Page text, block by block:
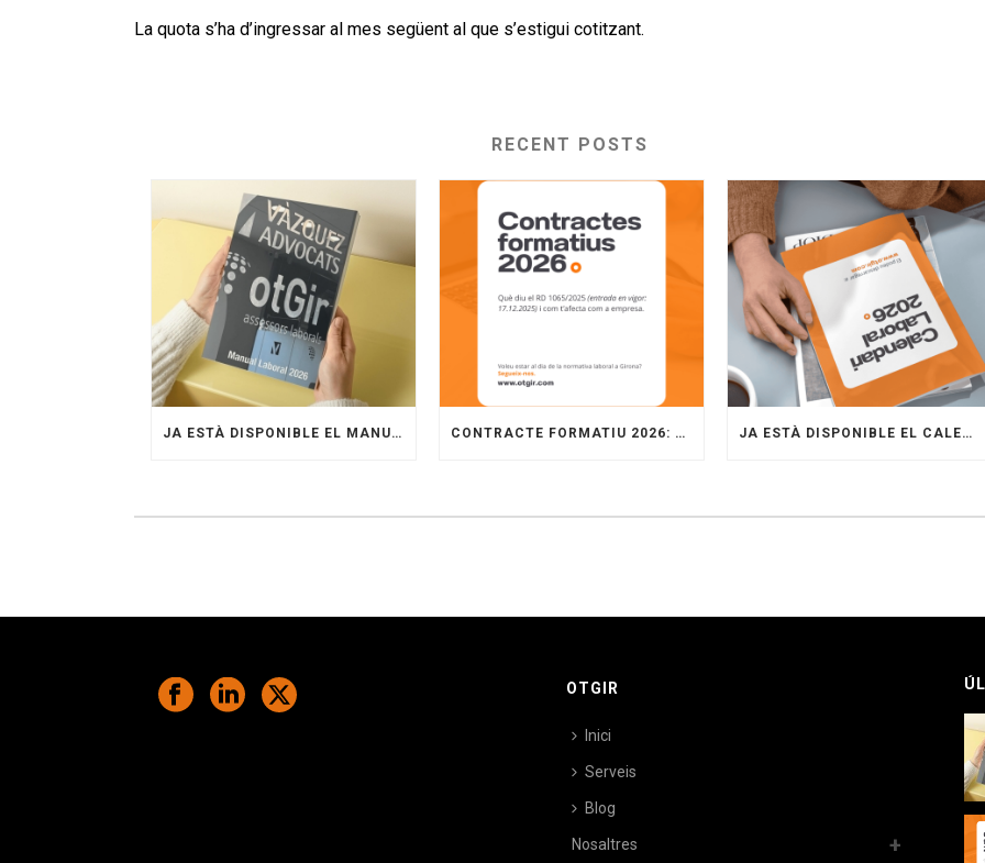
La quota s’ha d’ingressar al mes següent al que s’estigui cotitzant.
RECENT POSTS
JA ESTÀ DISPONIBLE EL MANUAL LABORAL 2026 D’OTGIR CONTRACTE FORMATIU 2026: QUÈ PORTA EL RD 1065/2025 I COM APLICAR-LO A L’EMPRESA JA ESTÀ DISPONIBLE EL CALENDARI LABORAL 2026
OTGIR
Inici
Serveis
Blog
Nosaltres